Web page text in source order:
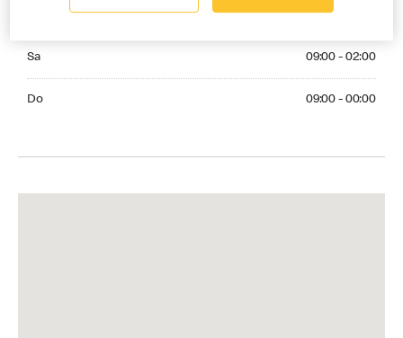
09:00 - 02:00
Sa 09:00 - 02:00
Do 09:00 - 00:00